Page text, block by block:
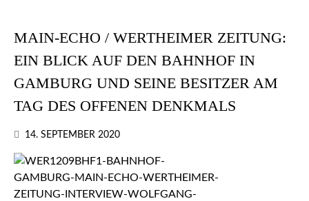
MAIN-ECHO / WERTHEIMER ZEITUNG:
EIN BLICK AUF DEN BAHNHOF IN
GAMBURG UND SEINE BESITZER AM
TAG DES OFFENEN DENKMALS
14. SEPTEMBER 2020